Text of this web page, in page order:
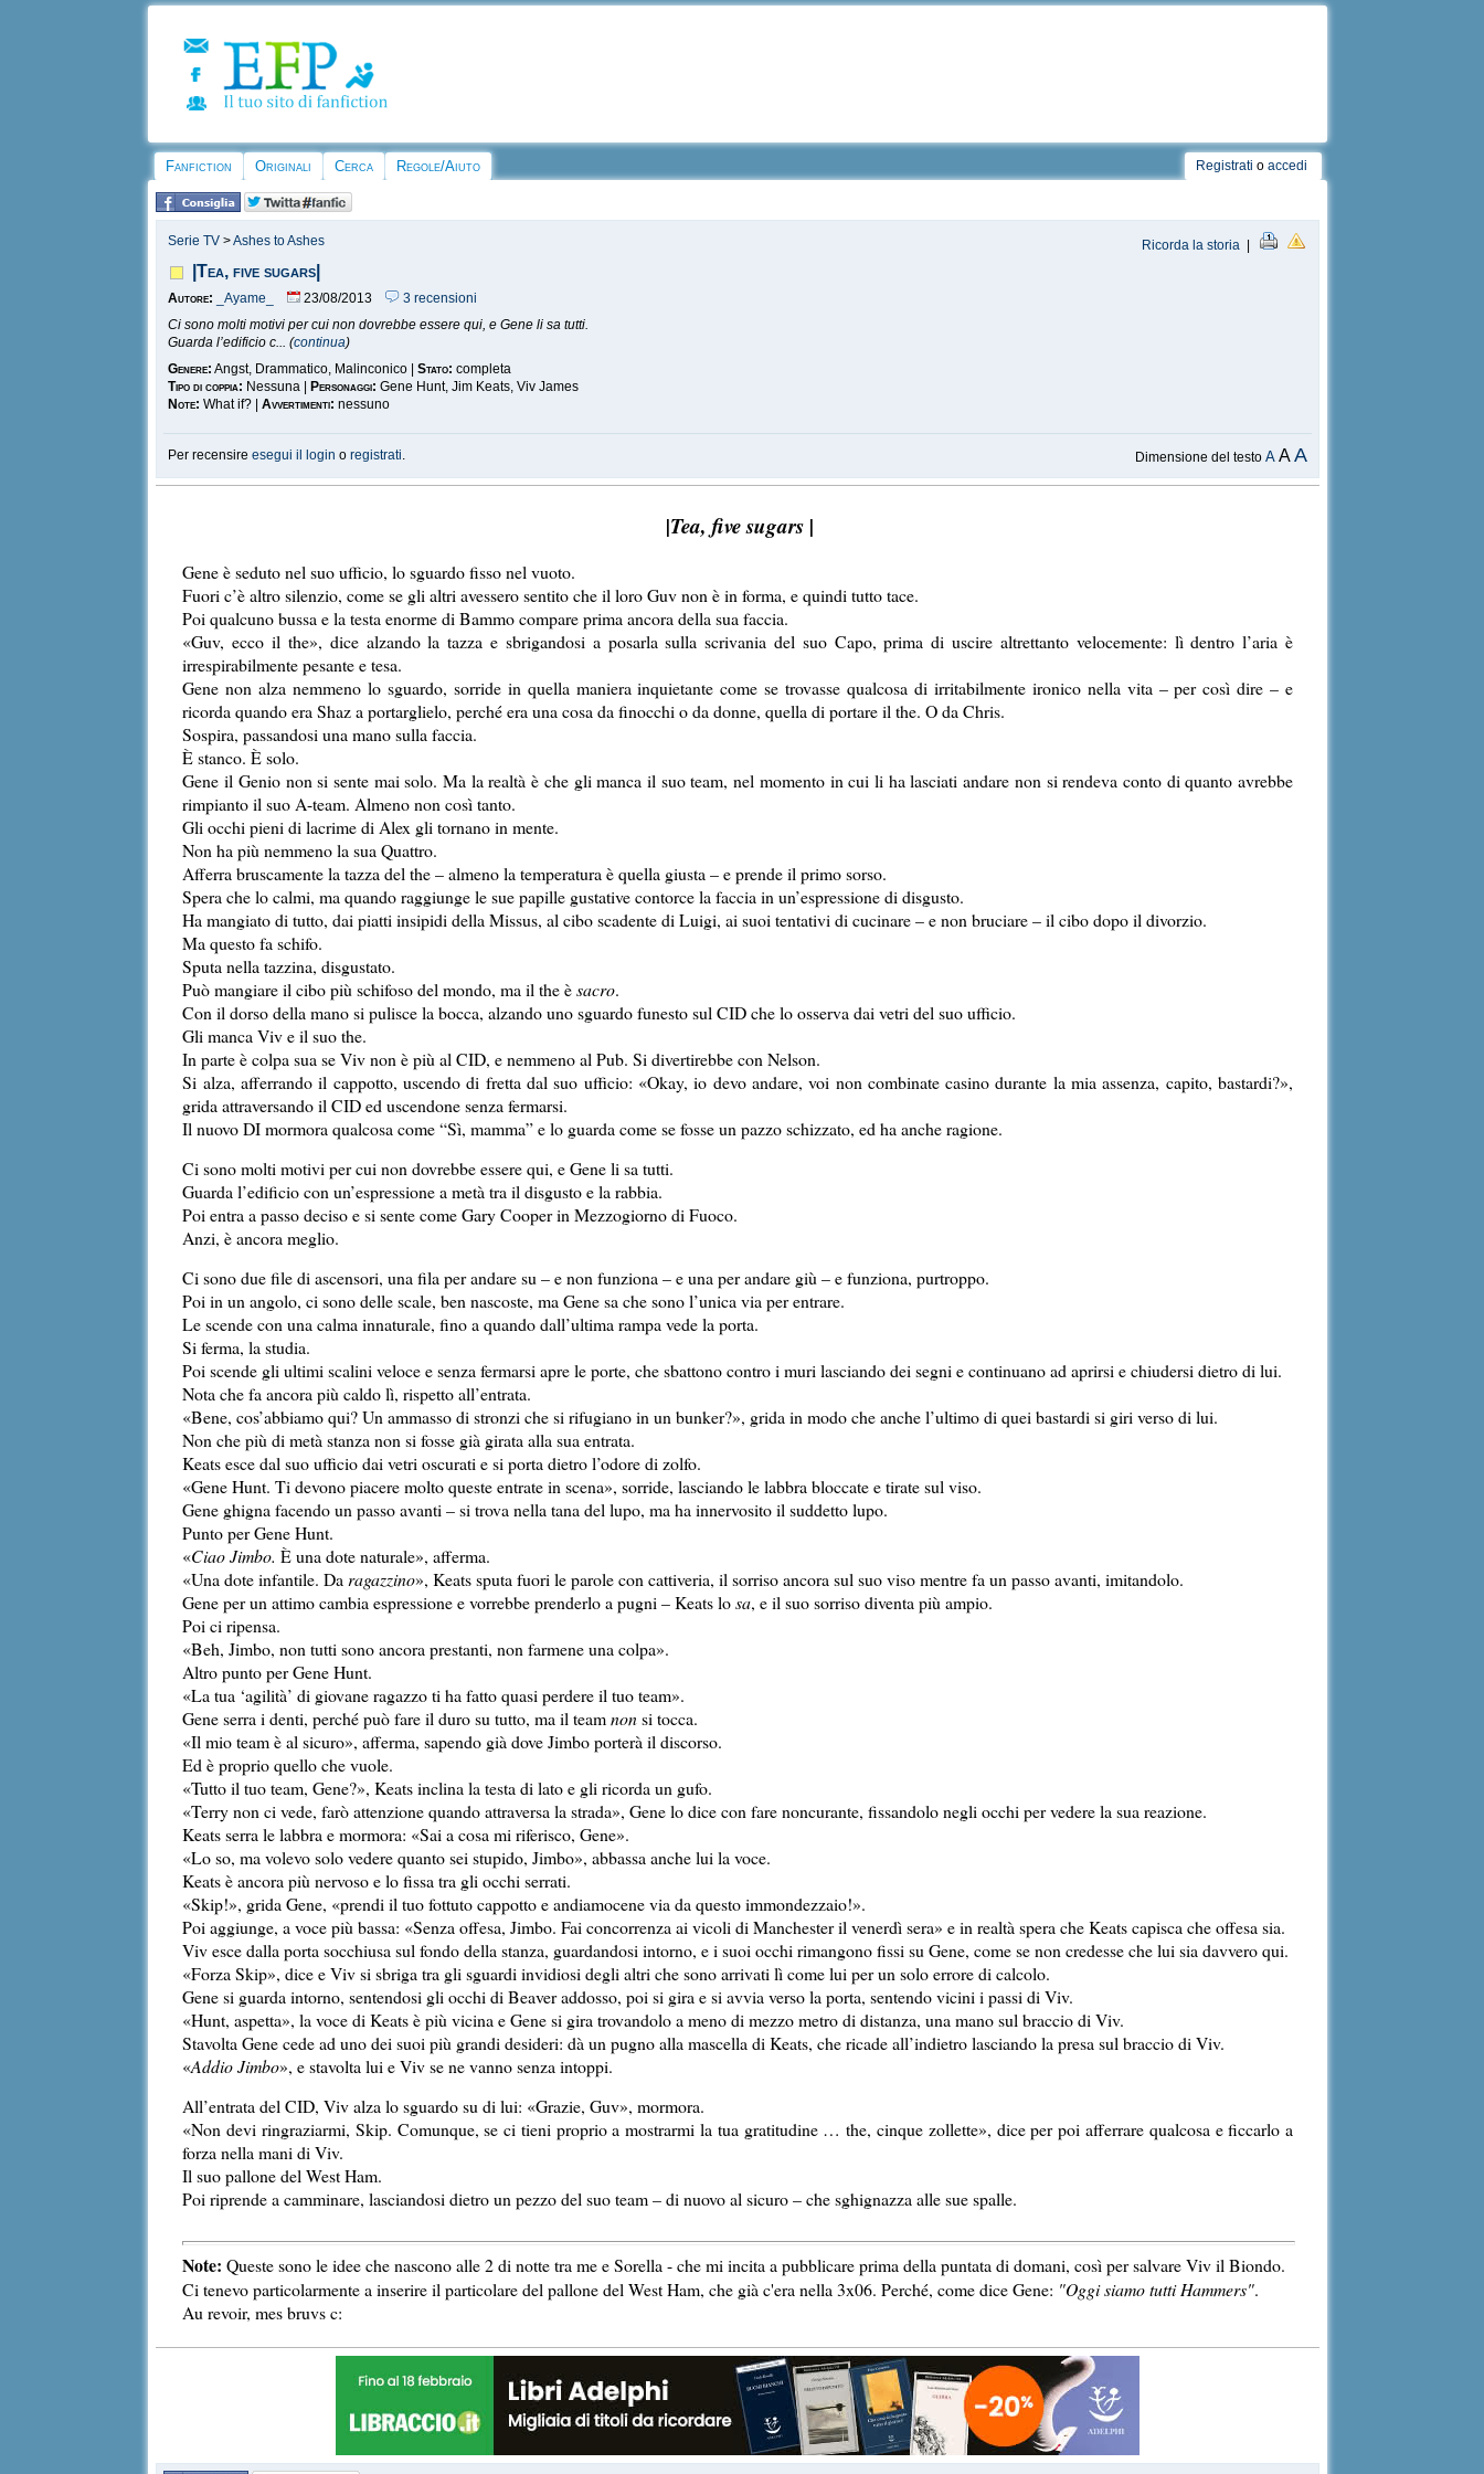
Fanfiction Originali Cerca Regole/Aiuto Registrati o accedi
Serie TV >Ashes to Ashes Ricorda la storia |
|Tea, five sugars|
Autore: _Ayame_ 23/08/2013
3 recensioni
Ci sono molti motivi per cui non dovrebbe essere qui, e Gene li sa tutti.
Guarda l’edificio c... (continua)
Genere: Angst, Drammatico, Malinconico |Stato: completa
Tipo di coppia: Nessuna | Personaggi: Gene Hunt, Jim Keats, Viv James
Note: What if? |Avvertimenti: nessuno
Per recensireesegui il login oregistrati. Dimensione del testoA AA
|Tea, five sugars |
Gene è seduto nel suo ufficio, lo sguardo fisso nel vuoto.
Fuori c’è altro silenzio, come se gli altri avessero sentito che il loro Guv non è in forma, e quindi tutto tace.
Poi qualcuno bussa e la testa enorme di Bammo compare prima ancora della sua faccia.
«Guv, ecco il the», dice alzando la tazza e sbrigandosi a posarla sulla scrivania del suo Capo, prima di uscire altrettanto velocemente: lì dentro l’aria è
irrespirabilmente pesante e tesa.
Gene non alza nemmeno lo sguardo, sorride in quella maniera inquietante come se trovasse qualcosa di irritabilmente ironico nella vita – per così dire – e
ricorda quando era Shaz a portarglielo, perché era una cosa da finocchi o da donne, quella di portare il the. O da Chris.
Sospira, passandosi una mano sulla faccia.
È stanco. È solo.
Gene il Genio non si sente mai solo. Ma la realtà è che gli manca il suo team, nel momento in cui li ha lasciati andare non si rendeva conto di quanto avrebbe
rimpianto il suo A-team. Almeno non così tanto.
Gli occhi pieni di lacrime di Alex gli tornano in mente.
Non ha più nemmeno la sua Quattro.
Afferra bruscamente la tazza del the – almeno la temperatura è quella giusta – e prende il primo sorso.
Spera che lo calmi, ma quando raggiunge le sue papille gustative contorce la faccia in un’espressione di disgusto.
Ha mangiato di tutto, dai piatti insipidi della Missus, al cibo scadente di Luigi, ai suoi tentativi di cucinare – e non bruciare – il cibo dopo il divorzio.
Ma questo fa schifo.
Sputa nella tazzina, disgustato.
Può mangiare il cibo più schifoso del mondo, ma il the èsacro.
Con il dorso della mano si pulisce la bocca, alzando uno sguardo funesto sul CID che lo osserva dai vetri del suo ufficio.
Gli manca Viv e il suo the.
In parte è colpa sua se Viv non è più al CID, e nemmeno al Pub. Si divertirebbe con Nelson.
Si alza, afferrando il cappotto, uscendo di fretta dal suo ufficio: «Okay, io devo andare, voi non combinate casino durante la mia assenza, capito, bastardi?»,
grida attraversando il CID ed uscendone senza fermarsi.
Il nuovo DI mormora qualcosa come “Sì, mamma” e lo guarda come se fosse un pazzo schizzato, ed ha anche ragione.
Ci sono molti motivi per cui non dovrebbe essere qui, e Gene li sa tutti.
Guarda l’edificio con un’espressione a metà tra il disgusto e la rabbia.
Poi entra a passo deciso e si sente come Gary Cooper in Mezzogiorno di Fuoco.
Anzi, è ancora meglio.
Ci sono due file di ascensori, una fila per andare su – e non funziona – e una per andare giù – e funziona, purtroppo.
Poi in un angolo, ci sono delle scale, ben nascoste, ma Gene sa che sono l’unica via per entrare.
Le scende con una calma innaturale, fino a quando dall’ultima rampa vede la porta.
Si ferma, la studia.
Poi scende gli ultimi scalini veloce e senza fermarsi apre le porte, che sbattono contro i muri lasciando dei segni e continuano ad aprirsi e chiudersi dietro di lui.
Nota che fa ancora più caldo lì, rispetto all’entrata.
«Bene, cos’abbiamo qui? Un ammasso di stronzi che si rifugiano in un bunker?», grida in modo che anche l’ultimo di quei bastardi si giri verso di lui.
Non che più di metà stanza non si fosse già girata alla sua entrata.
Keats esce dal suo ufficio dai vetri oscurati e si porta dietro l’odore di zolfo.
«Gene Hunt. Ti devono piacere molto queste entrate in scena», sorride, lasciando le labbra bloccate e tirate sul viso.
Gene ghigna facendo un passo avanti – si trova nella tana del lupo, ma ha innervosito il suddetto lupo.
Punto per Gene Hunt.
«Ciao Jimbo. È una dote naturale», afferma.
«Una dote infantile. Da ragazzino», Keats sputa fuori le parole con cattiveria, il sorriso ancora sul suo viso mentre fa un passo avanti, imitandolo.
Gene per un attimo cambia espressione e vorrebbe prenderlo a pugni – Keats losa, e il suo sorriso diventa più ampio.
Poi ci ripensa.
«Beh, Jimbo, non tutti sono ancora prestanti, non farmene una colpa».
Altro punto per Gene Hunt.
«La tua ‘agilità’ di giovane ragazzo ti ha fatto quasi perdere il tuo team».
Gene serra i denti, perché può fare il duro su tutto, ma il teamnonsi tocca.
«Il mio team è al sicuro», afferma, sapendo già dove Jimbo porterà il discorso.
Ed è proprio quello che vuole.
«Tutto il tuo team, Gene?», Keats inclina la testa di lato e gli ricorda un gufo.
«Terry non ci vede, farò attenzione quando attraversa la strada», Gene lo dice con fare noncurante, fissandolo negli occhi per vedere la sua reazione.
Keats serra le labbra e mormora: «Sai a cosa mi riferisco, Gene».
«Lo so, ma volevo solo vedere quanto sei stupido, Jimbo», abbassa anche lui la voce.
Keats è ancora più nervoso e lo fissa tra gli occhi serrati.
«Skip!», grida Gene, «prendi il tuo fottuto cappotto e andiamocene via da questo immondezzaio!».
Poi aggiunge, a voce più bassa: «Senza offesa, Jimbo. Fai concorrenza ai vicoli di Manchester il venerdì sera» e in realtà spera che Keats capisca che offesa sia.
Viv esce dalla porta socchiusa sul fondo della stanza, guardandosi intorno, e i suoi occhi rimangono fissi su Gene, come se non credesse che lui sia davvero qui.
«Forza Skip», dice e Viv si sbriga tra gli sguardi invidiosi degli altri che sono arrivati lì come lui per un solo errore di calcolo.
Gene si guarda intorno, sentendosi gli occhi di Beaver addosso, poi si gira e si avvia verso la porta, sentendo vicini i passi di Viv.
«Hunt, aspetta», la voce di Keats è più vicina e Gene si gira trovandolo a meno di mezzo metro di distanza, una mano sul braccio di Viv.
Stavolta Gene cede ad uno dei suoi più grandi desideri: dà un pugno alla mascella di Keats, che ricade all’indietro lasciando la presa sul braccio di Viv.
«Addio Jimbo», e stavolta lui e Viv se ne vanno senza intoppi.
All’entrata del CID, Viv alza lo sguardo su di lui: «Grazie, Guv», mormora.
«Non devi ringraziarmi, Skip. Comunque, se ci tieni proprio a mostrarmi la tua gratitudine … the, cinque zollette», dice per poi afferrare qualcosa e ficcarlo a
forza nella mani di Viv.
Il suo pallone del West Ham.
Poi riprende a camminare, lasciandosi dietro un pezzo del suo team – di nuovo al sicuro – che sghignazza alle sue spalle.
Note: Queste sono le idee che nascono alle 2 di notte tra me e Sorella - che mi incita a pubblicare prima della puntata di domani, così per salvare Viv il Biondo.
Ci tenevo particolarmente a inserire il particolare del pallone del West Ham, che già c'era nella 3x06. Perché, come dice Gene: "Oggi siamo tutti Hammers".
Au revoir, mes bruvs c: